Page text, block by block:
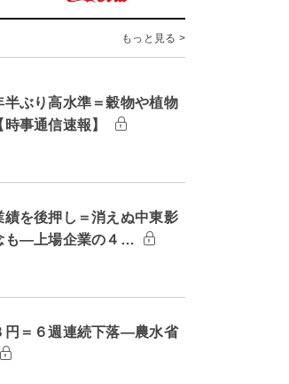
もっと見る >
ぶり高水準＝穀物や植物
事通信速報】
を後押し＝消えぬ中東影
も―上場企業の４…
円＝６週連続下落―農水省